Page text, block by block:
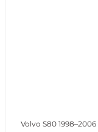
Volvo S80 1998–2006